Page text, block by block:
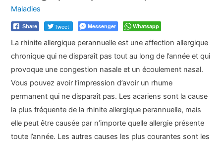
Maladies
Share Tweet Messenger Whatsapp
La rhinite allergique perannuelle est une affection allergique
chronique qui ne disparaît pas tout au long de l’année et qui
provoque une congestion nasale et un écoulement nasal.
Vous pouvez avoir l’impression d’avoir un rhume
permanent qui ne disparaît pas. Les acariens sont la cause
la plus fréquente de la rhinite allergique perannuelle, mais
elle peut être causée par n’importe quelle allergie présente
toute l’année. Les autres causes les plus courantes sont les